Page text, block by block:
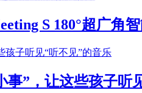
S 180°超广角
事”，让这些孩子听